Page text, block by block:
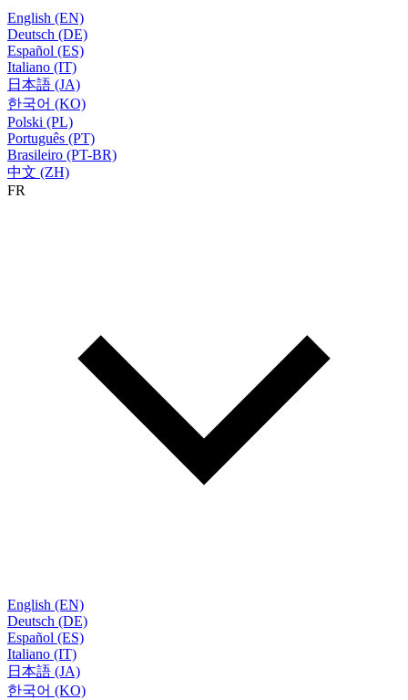
English (EN)
Deutsch (DE)
Español (ES)
Italiano (IT)
日本語 (JA)
한국어 (KO)
Polski (PL)
Português (PT)
Brasileiro (PT-BR)
中文 (ZH)
FR
English (EN)
Deutsch (DE)
Español (ES)
Italiano (IT)
日本語 (JA)
한국어 (KO)